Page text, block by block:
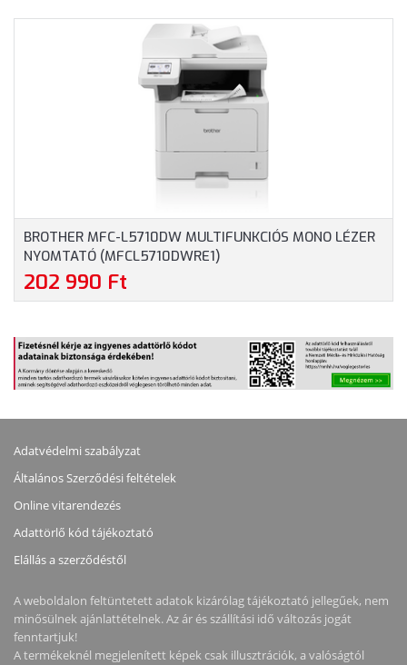
BROTHER MFC-L5710DW MULTIFUNKCIÓS MONO LÉZER
NYOMTATÓ (MFCL5710DWRE1)
202 990 Ft
Adatvédelmi szabályzat
Általános Szerződési feltételek
Online vitarendezés
Adattörlő kód tájékoztató
Elállás a szerződéstől
A weboldalon feltüntetett adatok kizárólag tájékoztató jellegűek, nem
minősülnek ajánlattételnek. Az ár és szállítási idő változás jogát
fenntartjuk!
A termékeknél megjelenített képek csak illusztrációk, a valóságtól